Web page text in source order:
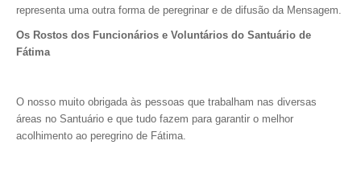
representa uma outra forma de peregrinar e de difusão da Mensagem.
Os Rostos dos Funcionários e Voluntários do Santuário de
Fátima
O nosso muito obrigada às pessoas que trabalham nas diversas
áreas no Santuário e que tudo fazem para garantir o melhor
acolhimento ao peregrino de Fátima.